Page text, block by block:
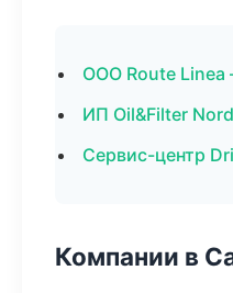
ООО Route
ИП Oil&Filter
Сервис-центр
Компании в